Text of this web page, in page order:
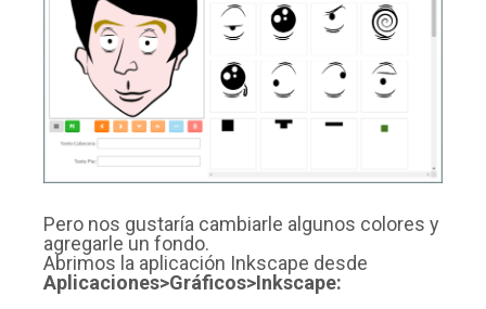
Pero nos gustaría cambiarle algunos colores y
agregarle un fondo.
Abrimos la aplicación Inkscape desde
Aplicaciones>Gráficos>Inkscape: